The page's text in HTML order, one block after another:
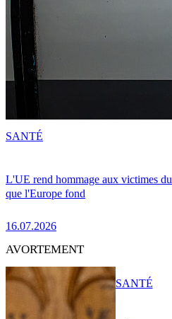
L'UE rend hommage aux victimes
que l'Europe fond
16.07.2026
SANTÉ
AVORTEMENT
SANTÉ